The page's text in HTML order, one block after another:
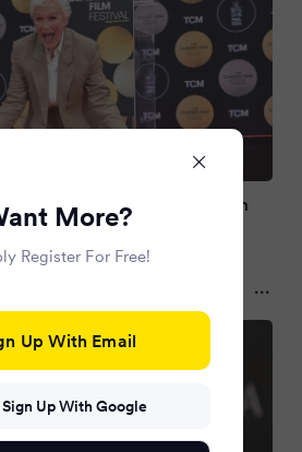
Close nach jahrelangem
More?
Register For Free!
Up With Email
Sign Up With Google